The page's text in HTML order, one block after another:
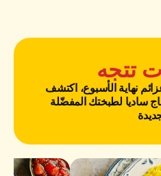
تتجه
نهاية الأسبوع، اكتشف
ساديا لطبختك المفضّلة